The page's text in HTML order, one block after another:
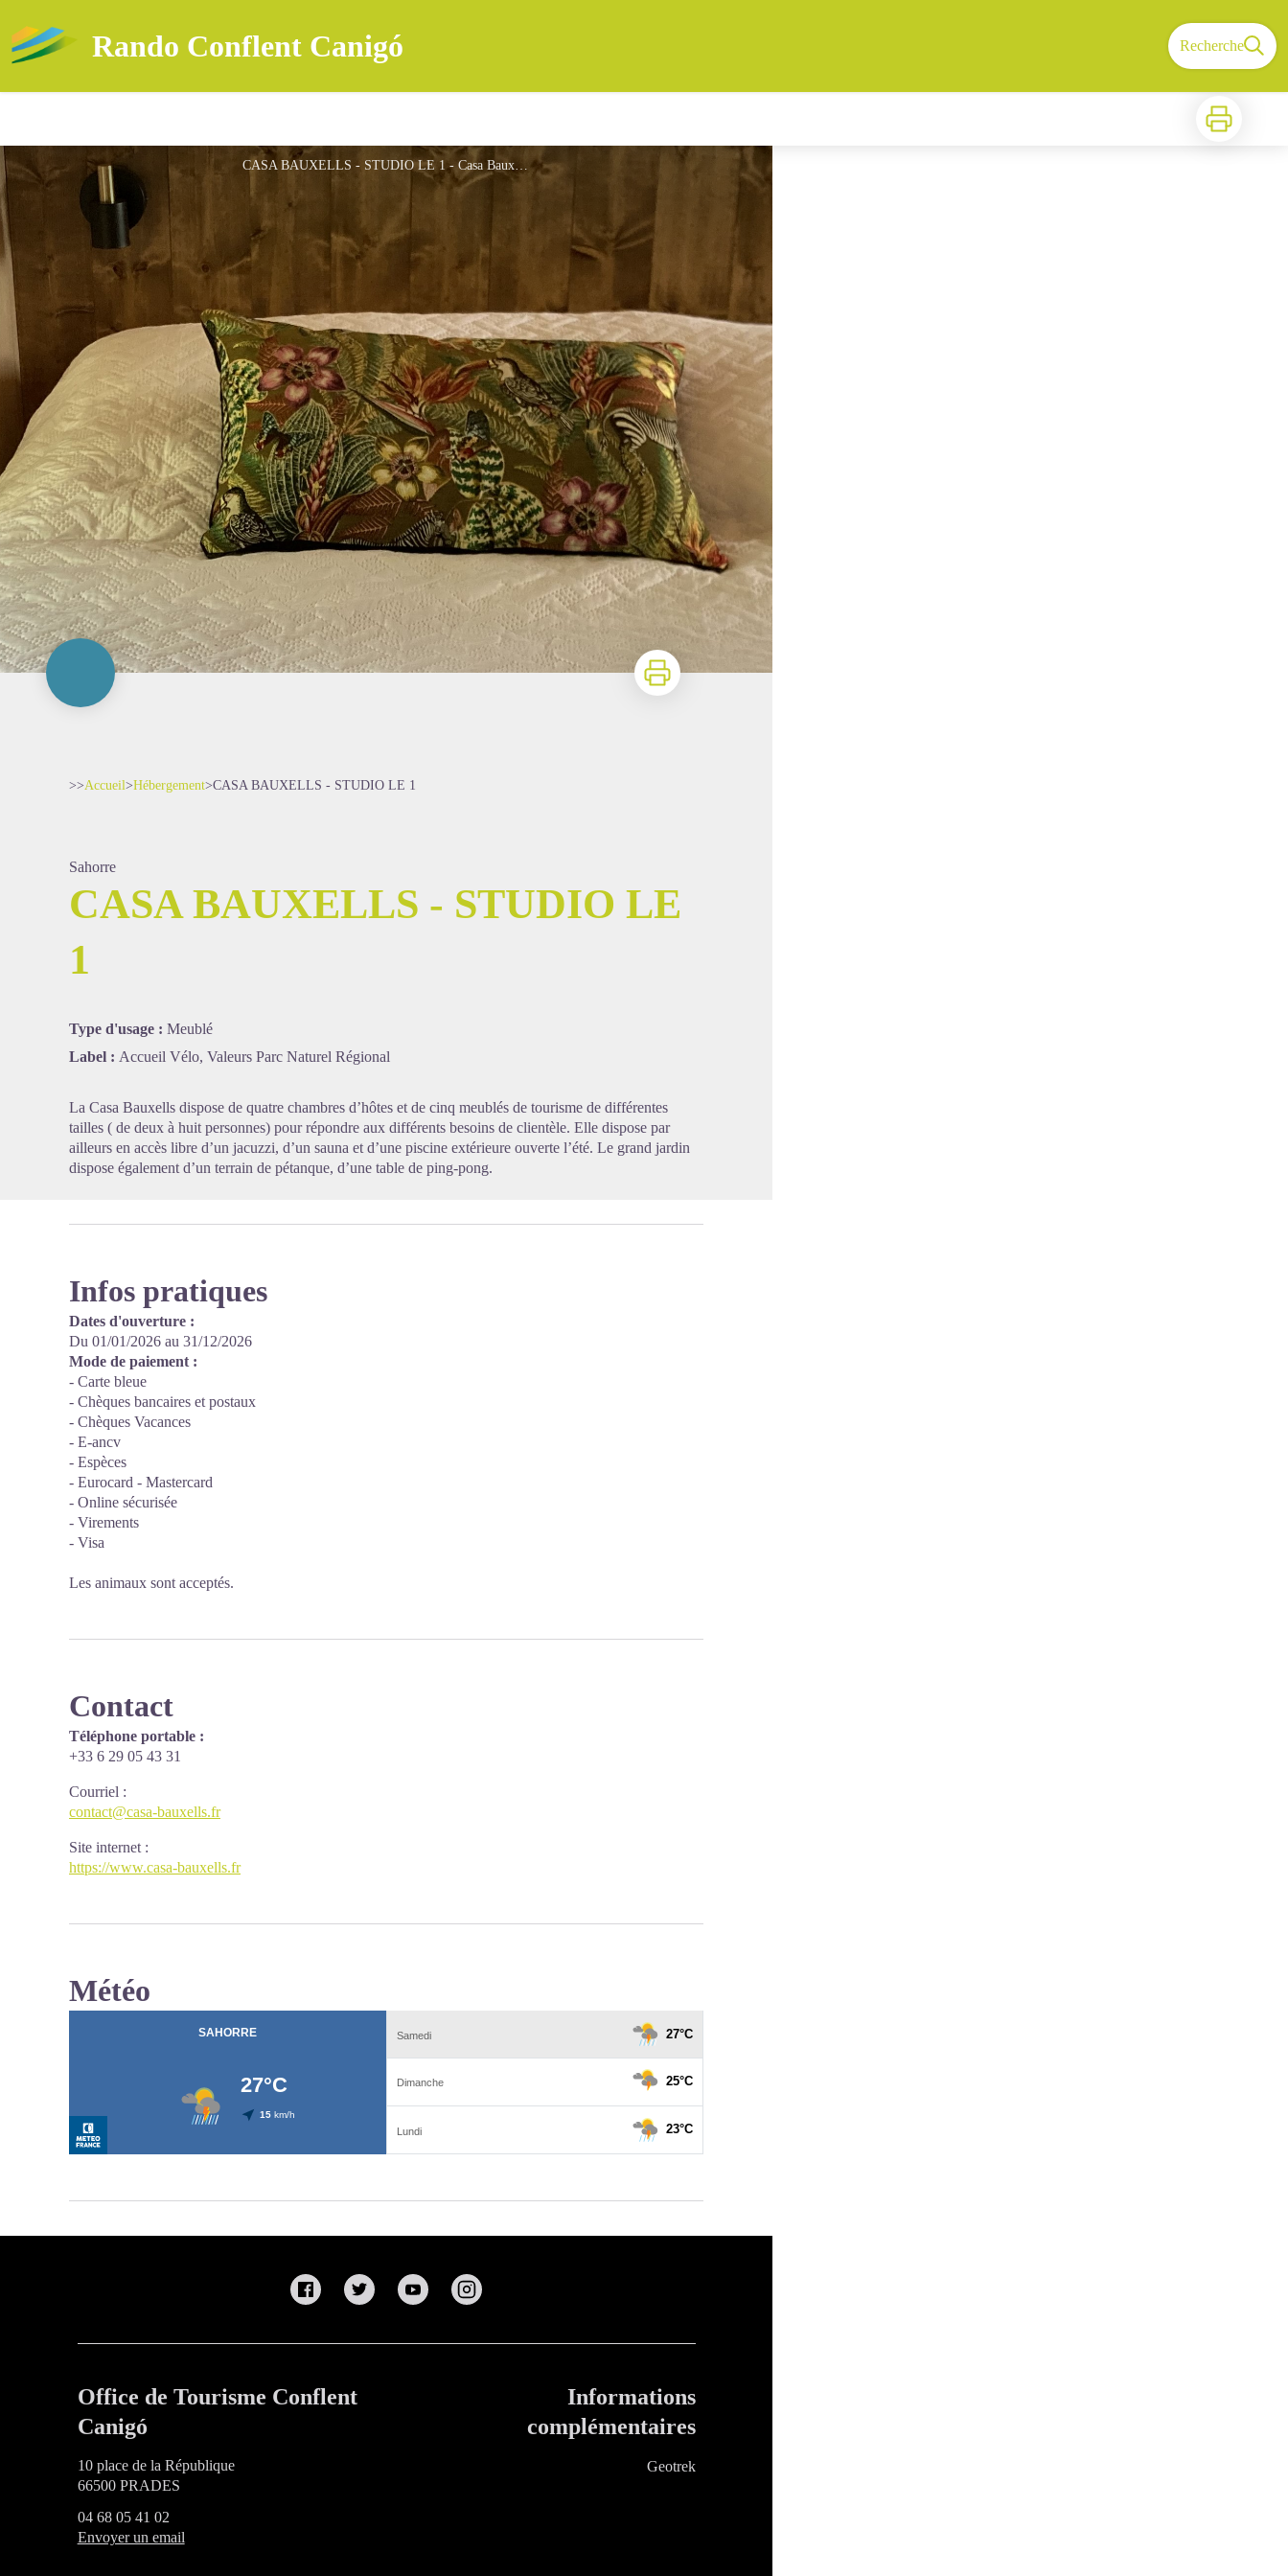
Rando Conflent Canigó Recherche
Imprimer
CASA BAUXELLS - STUDIO LE 1 - Casa Bauxells
Imprimer
>>Accueil>Hébergement>CASA BAUXELLS - STUDIO LE 1
Sahorre
CASA BAUXELLS - STUDIO LE
1
Type d'usage : Meublé
Label : Accueil Vélo, Valeurs Parc Naturel Régional
La Casa Bauxells dispose de quatre chambres d’hôtes et de cinq meublés de tourisme de différentes
tailles ( de deux à huit personnes) pour répondre aux différents besoins de clientèle. Elle dispose par
ailleurs en accès libre d’un jacuzzi, d’un sauna et d’une piscine extérieure ouverte l’été. Le grand jardin
dispose également d’un terrain de pétanque, d’une table de ping-pong.
Infos pratiques
Dates d'ouverture :
Du 01/01/2026 au 31/12/2026
Mode de paiement :
- Carte bleue
- Chèques bancaires et postaux
- Chèques Vacances
- E-ancv
- Espèces
- Eurocard - Mastercard
- Online sécurisée
- Virements
- Visa
Les animaux sont acceptés.
Contact
Téléphone portable :
+33 6 29 05 43 31
Courriel :
contact@casa-bauxells.fr
Site internet :
https://www.casa-bauxells.fr
Météo
Office de Tourisme Conflent
Canigó
10 place de la République
66500 PRADES
04 68 05 41 02
Envoyer un email
Informations
complémentaires
Geotrek